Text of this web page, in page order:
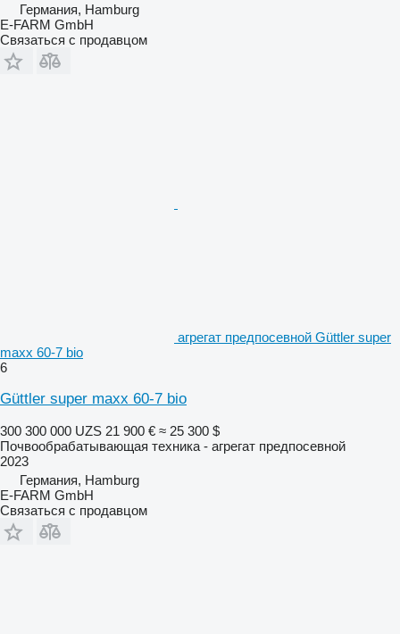
Германия, Hamburg
E-FARM GmbH
Связаться с продавцом
агрегат предпосевной Güttler super
maxx 60-7 bio
6
Güttler super maxx 60-7 bio
300 300 000 UZS 21 900 € ≈ 25 300 $
Почвообрабатывающая техника - агрегат предпосевной
2023
Германия, Hamburg
E-FARM GmbH
Связаться с продавцом